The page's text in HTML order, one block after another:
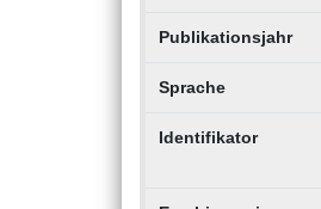
Publikationsjahr
Sprache
Identifikator